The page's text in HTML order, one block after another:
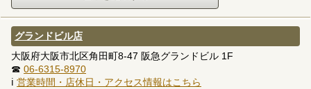
グランドビル店
大阪府大阪市北区角田町8-47 阪急グランドビル 1F
☎ 06-6315-8970
ℹ 営業時間・店休日・アクセス情報はこちら